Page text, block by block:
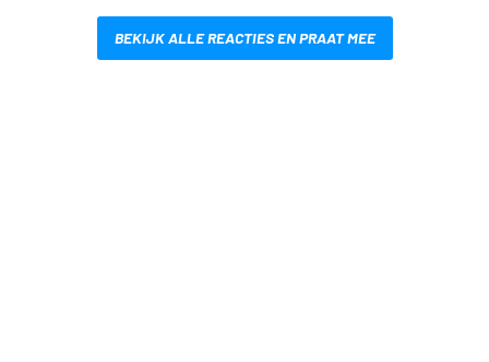
BEKIJK ALLE REACTIES EN PRAAT MEE